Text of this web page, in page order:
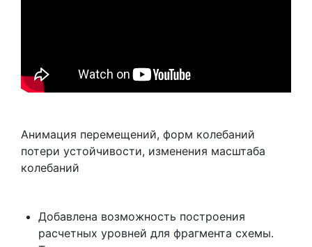
Анимация перемещений, форм колебаний
потери устойчивости, изменения масштаба
колебаний
Добавлена возможность построения
расчетных уровней для фрагмента схемы.